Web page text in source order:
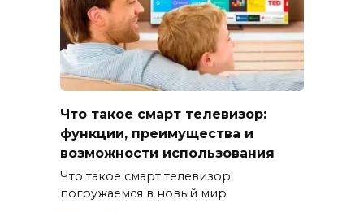
Что такое смарт телевизор:
функции, преимущества и
возможности использования
Что такое смарт телевизор:
погружаемся в новый мир